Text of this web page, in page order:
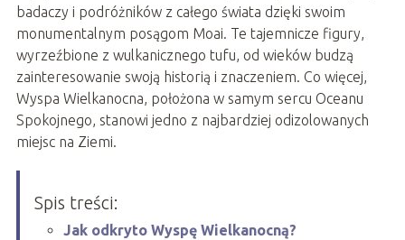
badaczy i podróżników z całego świata dzięki swoim
monumentalnym posągom Moai. Te tajemnicze figury,
wyrzeźbione z wulkanicznego tufu, od wieków budzą
zainteresowanie swoją historią i znaczeniem. Co więcej,
Wyspa Wielkanocna, położona w samym sercu Oceanu
Spokojnego, stanowi jedno z najbardziej odizolowanych
miejsc na Ziemi.
Spis treści:
Jak odkryto Wyspę Wielkanocną?